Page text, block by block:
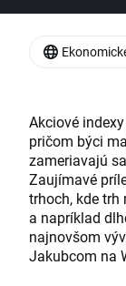
Akciové
pričom býci
zameriavajú
Zaujímavé
trhoch, kde
a napríklad
najnovšom
Jakubcom na